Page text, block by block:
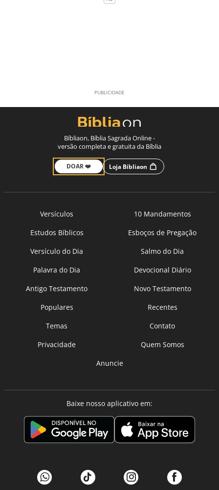
Bíbliaon, Bíblia Sagrada Online -
versão completa e gratuita da Bíblia
DOAR ❤️ Loja Bíbliaon
Versículos
10 Mandamentos
Estudos Bíblicos
Esboços de Pregação
Versículo do Dia
Salmo do Dia
Palavra do Dia
Devocional Diário
Antigo Testamento
Novo Testamento
Populares
Recentes
Temas
Contato
Privacidade
Quem Somos
Anuncie
Baixe nosso aplicativo em: